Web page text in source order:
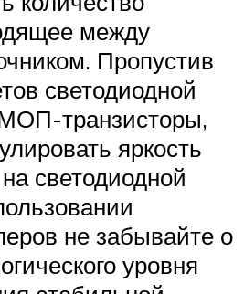
между
Пропустив
светодиодной
транзисторы,
яркость
светодиодной
не забывайте о
уровня